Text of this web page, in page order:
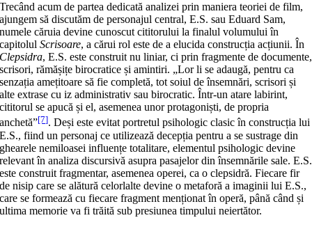
Trecând acum de partea dedicată analizei prin maniera teoriei de film,
ajungem să discutăm de personajul central, E.S. sau Eduard Sam,
numele căruia devine cunoscut cititorului la finalul volumului în
capitolulScrisoare, a cărui rol este de a elucida construcția acțiunii. În
Clepsidra, E.S. este construit nu liniar, ci prin fragmente de documente,
scrisori, rămășițe birocratice și amintiri. „Lor li se adaugă, pentru ca
senzația amețitoare să fie completă, tot soiul de însemnări, scrisori și
alte extrase cu iz administrativ sau birocratic. Într-un atare labirint,
cititorul se apucă și el, asemenea unor protagoniști, de propria
anchetă”[7]. Deși este evitat portretul psihologic clasic în construcția lui
E.S., fiind un personaj ce utilizează decepția pentru a se sustrage din
ghearele nemiloasei influențe totalitare, elementul psihologic devine
relevant în analiza discursivă asupra pasajelor din însemnările sale. E.S.
este construit fragmentar, asemenea operei, ca o clepsidră. Fiecare fir
de nisip care se alătură celorlalte devine o metaforă a imaginii lui E.S.,
care se formează cu fiecare fragment menționat în operă, până când și
ultima memorie va fi trăită sub presiunea timpului neiertător.